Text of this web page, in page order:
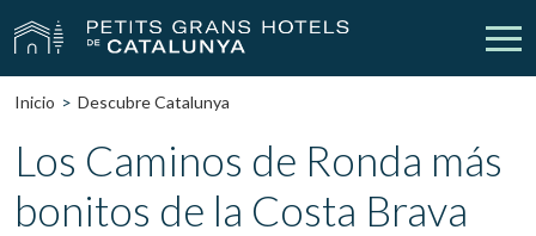
Nuestros Hoteles Escapadas
Bodas Empresas
Inicio Descubre Catalunya
Los Caminos de Ronda más
bonitos de la Costa Brava